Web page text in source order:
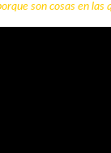
son cosas en las